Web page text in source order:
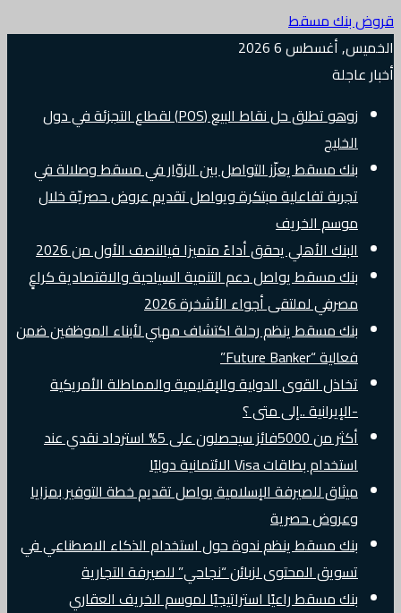
قروض بنك مسقط
الخميس, أغسطس 6 2026
أخبار عاجلة
زوهو تطلق حل نقاط البيع (POS) لقطاع التجزئة في دول
الخليج
بنك مسقط يعزّز التواصل بين الزوّار في مسقط وصلالة في
تجربة تفاعلية مبتكرة ويواصل تقديم عروض حصريّة خلال
موسم الخريف
البنك الأهلي يحقق أداءً متميزا فيالنصف الأول من 2026
بنك مسقط يواصل دعم التنمية السياحية والاقتصادية كراعٍ
مصرفي لملتقى أجواء الأشخرة 2026
بنك مسقط ينظم رحلة اكتشاف مهني لأبناء الموظفين ضمن
فعالية “Future Banker”
تخاذل القوى الدولية والإقليمية والمماطلة الأمريكية
-الإيرانية ..إلى متى ؟
أكثر من 5000فائز سيحصلون على 5% استرداد نقدي عند
استخدام بطاقات Visa الائتمانية دوليًا
ميثاق للصيرفة الإسلامية يواصل تقديم خطة التوفير بمزايا
وعروض حصرية
بنك مسقط ينظم ندوة حول استخدام الذكاء الاصطناعي في
تسويق المحتوى لزبائن “نجاحي” للصيرفة التجارية
بنك مسقط راعيًا استراتيجيًا لموسم الخريف العقاري